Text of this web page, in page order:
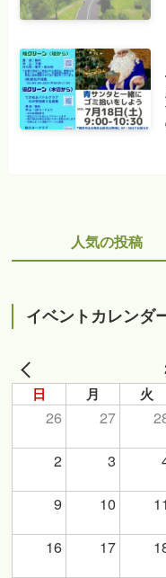
人気の投稿
イベントカレンダ
日 月 火
26 27
2
3
9
10 11
16
17